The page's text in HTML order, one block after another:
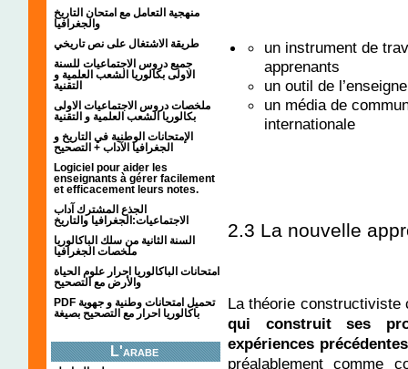
منهجية التعامل مع امتحان التاريخ
والجغرافيا
طريقة الاشتغال على نص تاريخي
جميع دروس الاجتماعيات للسنة
الاولى بكالوريا الشعب العلمية و
التقنية
ملخصات دروس الاجتماعيات الاولى
بكالوريا الشعب العلمية و التقنية
الإمتحانات الوطنية في التاريخ و
الجغرافيا الآداب + التصحيح
Logiciel pour aider les
enseignants à gérer facilement
et efficacement leurs notes.
الجذع المشترك آداب
الاجتماعيات:الجغرافيا والتاريخ
السنة الثانية من سلك الباكالوريا
ملخصات الجغرافيا
امتحانات الباكالوريا احرار علوم الحياة
والأرض مع التصحيح
PDF تحميل امتحانات وطنية و جهوية
باكالوريا احرار مع التصحيح بصيغة
L'arabe
un instrument de
apprenants
un outil de
un média de
internationale
2.3 La nouvelle
La théorie constructiviste
qui construit ses
expériences précédentes
préalablement comme